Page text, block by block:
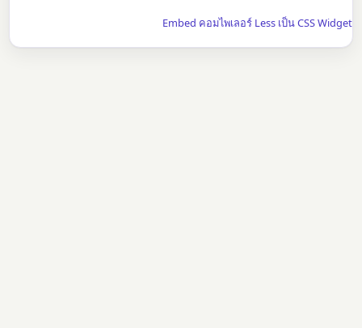
Embed คอมไพเลอร์ Less เป็น CSS Widget